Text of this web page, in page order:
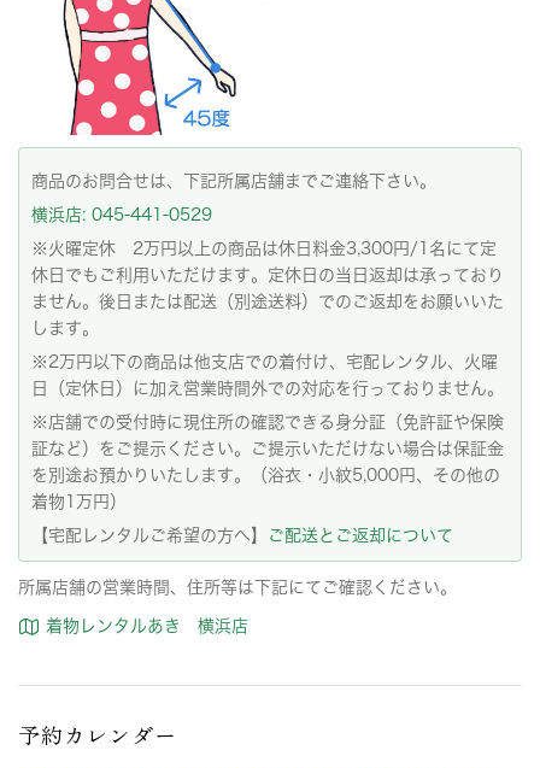
商品のお問合せは、下記所属店舗までご連絡下さい。
横浜店: 045-441-0529
※火曜定休 2万円以上の商品は休日料金3,300円/1名にて定
休日でもご利用いただけます。定休日の当日返却は承っており
ません。後日または配送（別途送料）でのご返却をお願いいた
します。
※2万円以下の商品は他支店での着付け、宅配レンタル、火曜
日（定休日）に加え営業時間外での対応を行っておりません。
※店舗での受付時に現住所の確認できる身分証（免許証や保険
証など）をご提示ください。ご提示いただけない場合は保証金
を別途お預かりいたします。（浴衣・小紋5,000円、その他の
着物1万円）
【宅配レンタルご希望の方へ】
ご配送とご返却について
所属店舗の営業時間、住所等は下記にてご確認ください。
着物レンタルあき 横浜店
予約カレンダー